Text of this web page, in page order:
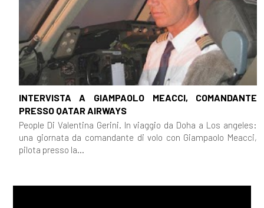
INTERVISTA A GIAMPAOLO MEACCI, COMANDANTE
PRESSO QATAR AIRWAYS
People Di Valentina Gerini. In viaggio da Doha a Los angeles:
una giornata da comandante di volo con Giampaolo Meacci,
pilota presso la...